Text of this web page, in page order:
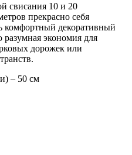
свисания 10 и 20
прекрасно себя
комфортный декоративный
экономия для
дорожек или
– 50 см